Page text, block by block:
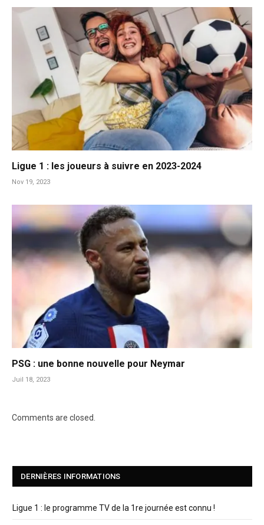
Ligue 1 : les joueurs à suivre en 2023-2024
Nov 19, 2023
PSG : une bonne nouvelle pour Neymar
Juil 18, 2023
Comments are closed.
DERNIÈRES INFORMATIONS
Ligue 1 : le programme TV de la 1re journée est connu !